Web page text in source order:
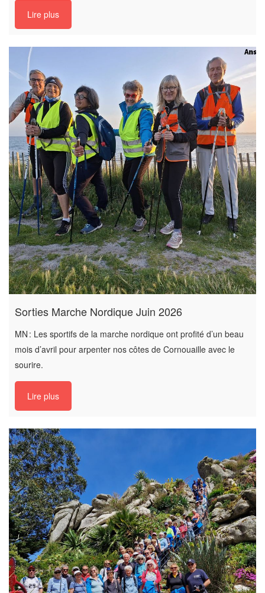
Lire plus
Sorties Marche Nordique Juin 2026
MN : Les sportifs de la marche nordique ont profité d’un beau
mois d’avril pour arpenter nos côtes de Cornouaille avec le
sourire.
Lire plus